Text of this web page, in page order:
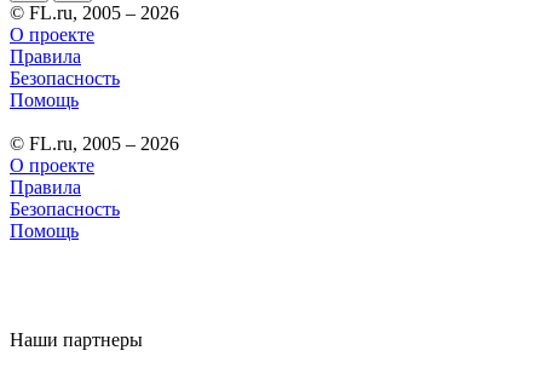
© FL.ru, 2005 – 2026
О проекте
Правила
Безопасность
Помощь
© FL.ru, 2005 – 2026
О проекте
Правила
Безопасность
Помощь
Наши партнеры